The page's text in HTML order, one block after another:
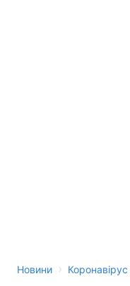
Новини › Коронавірус